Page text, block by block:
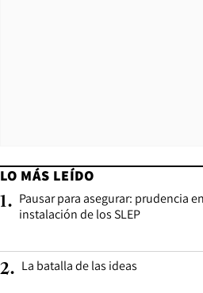
LO MÁS LEÍDO
1. Pausar para asegurar: prudencia
instalación de los SLEP
2. La batalla de las ideas